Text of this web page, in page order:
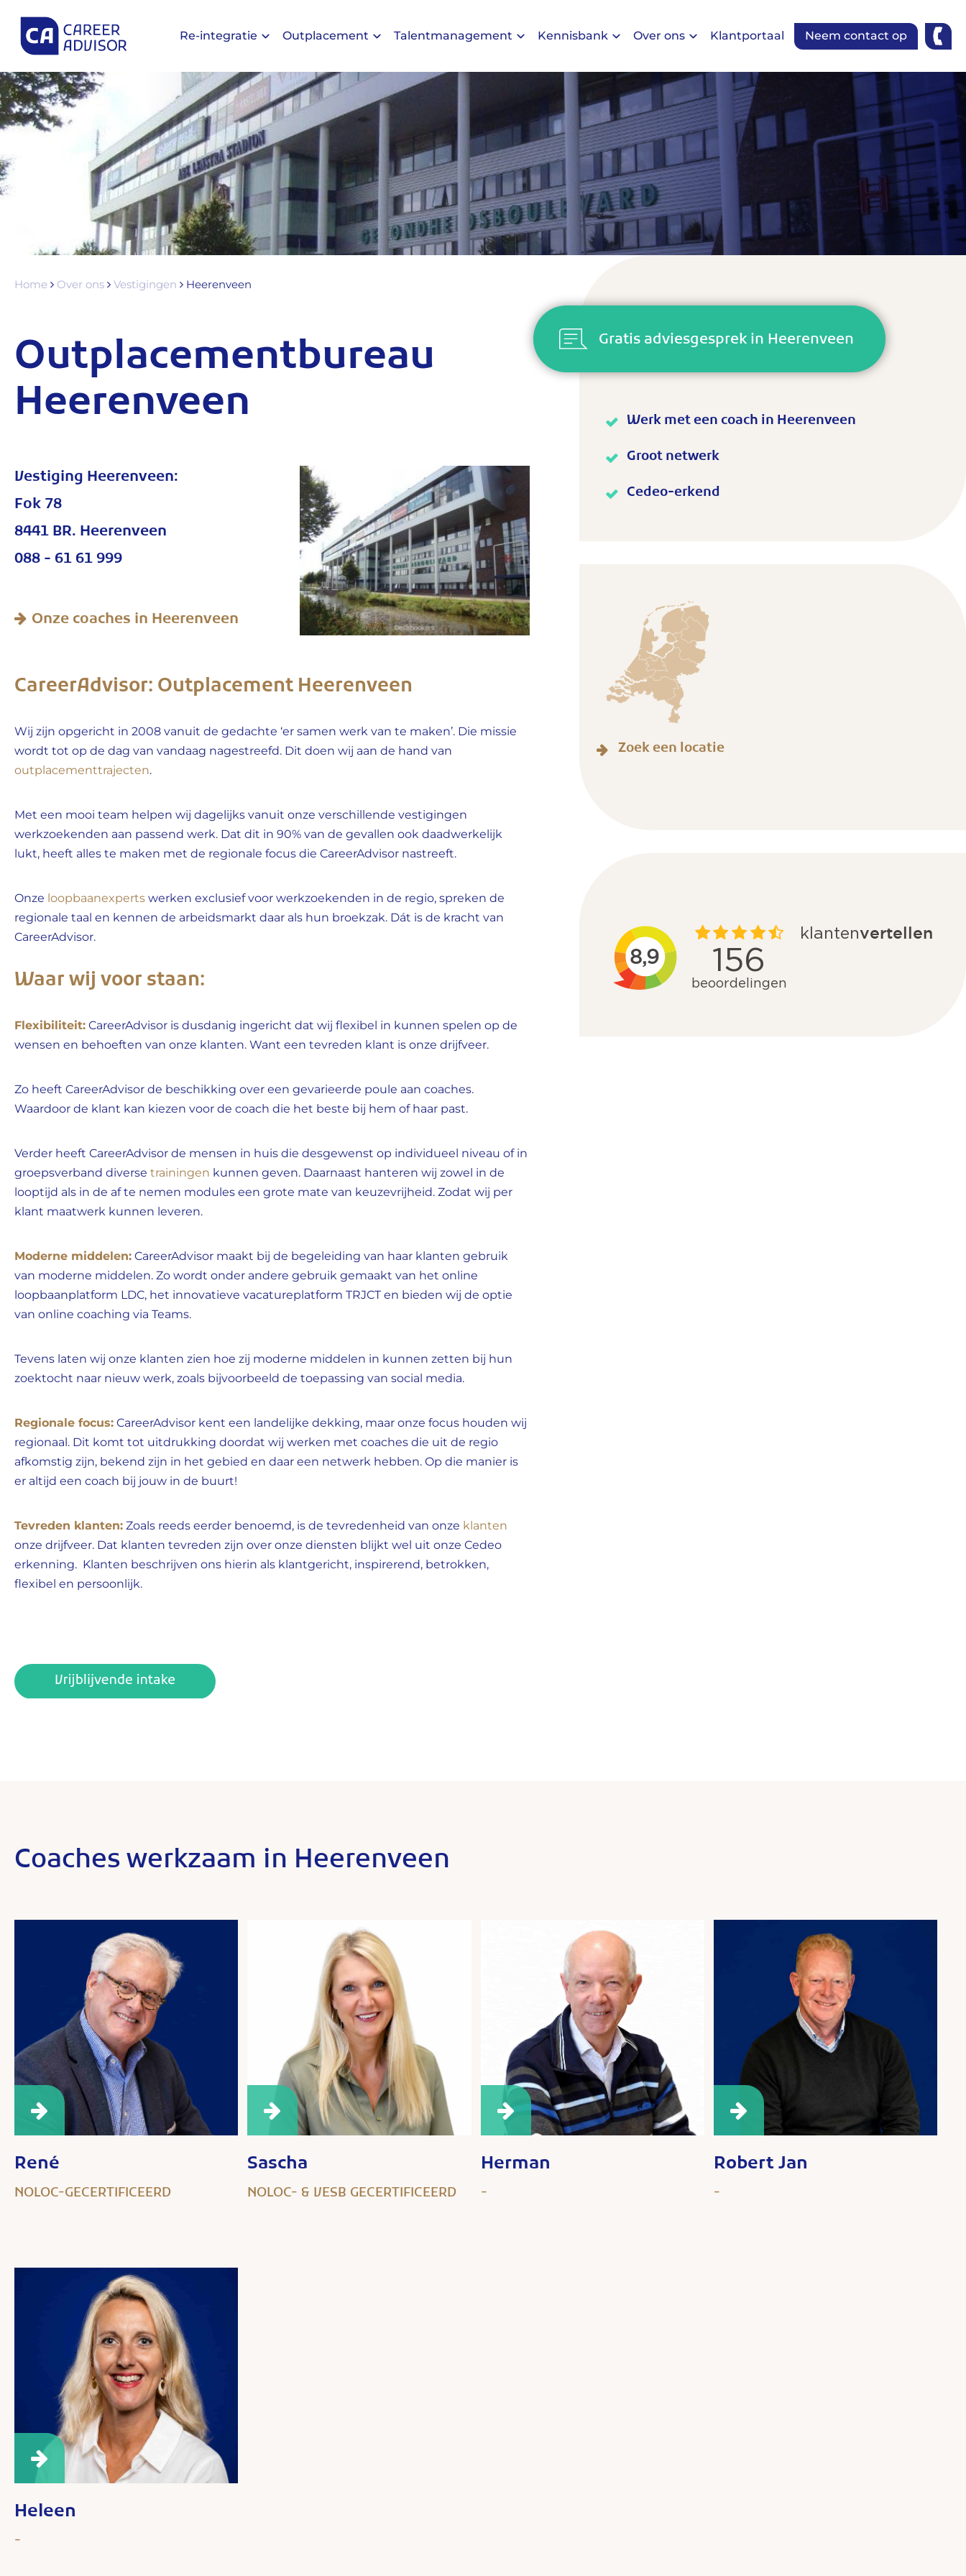
Re-integratie Outplacement Talentmanagement Kennisbank Over ons Klantportaal Neem contact op
Home Over ons Vestigingen Heerenveen
Outplacementbureau
Heerenveen
Vestiging Heerenveen:
Fok 78
8441 BR. Heerenveen
088 - 61 61 999
Onze coaches in Heerenveen
CareerAdvisor: Outplacement Heerenveen
Wij zijn opgericht in 2008 vanuit de gedachte ‘er samen werk van te maken’. Die missie
wordt tot op de dag van vandaag nagestreefd. Dit doen wij aan de hand van
outplacementtrajecten.
Met een mooi team helpen wij dagelijks vanuit onze verschillende vestigingen
werkzoekenden aan passend werk. Dat dit in 90% van de gevallen ook daadwerkelijk
lukt, heeft alles te maken met de regionale focus die CareerAdvisor nastreeft.
Onze loopbaanexpertswerken exclusief voor werkzoekenden in de regio, spreken de
regionale taal en kennen de arbeidsmarkt daar als hun broekzak. Dát is de kracht van
CareerAdvisor.
Waar wij voor staan:
Flexibiliteit:CareerAdvisor is dusdanig ingericht dat wij flexibel in kunnen spelen op de
wensen en behoeften van onze klanten. Want een tevreden klant is onze drijfveer.
Zo heeft CareerAdvisor de beschikking over een gevarieerde poule aan coaches.
Waardoor de klant kan kiezen voor de coach die het beste bij hem of haar past.
Verder heeft CareerAdvisor de mensen in huis die desgewenst op individueel niveau of in
groepsverband diverse trainingen kunnen geven. Daarnaast hanteren wij zowel in de
looptijd als in de af te nemen modules een grote mate van keuzevrijheid. Zodat wij per
klant maatwerk kunnen leveren.
Moderne middelen:CareerAdvisor maakt bij de begeleiding van haar klanten gebruik
van moderne middelen. Zo wordt onder andere gebruik gemaakt van het online
loopbaanplatform LDC, het innovatieve vacatureplatform TRJCTen bieden wij de optie
van online coaching via Teams.
Tevens laten wij onze klanten zien hoe zij moderne middelen in kunnen zetten bij hun
zoektocht naar nieuw werk, zoals bijvoorbeeld de toepassing van social media.
Regionale focus:CareerAdvisor kent een landelijke dekking, maar onze focus houden wij
regionaal. Dit komt tot uitdrukking doordat wij werken met coaches die uit de regio
afkomstig zijn, bekend zijn in het gebied en daar een netwerk hebben.Op die manier is
er altijd een coach bij jouw in de buurt!
Tevreden klanten:Zoals reeds eerder benoemd, is de tevredenheid van onze klanten
onze drijfveer. Dat klanten tevreden zijn over onze diensten blijkt wel uit onze Cedeo
erkenning. Klanten beschrijven ons hierin als klantgericht, inspirerend, betrokken,
flexibel en persoonlijk.
Gratis adviesgesprek in Heerenveen
Werk met een coach in Heerenveen
Groot netwerk
Cedeo-erkend
Zoek een locatie
Coaches werkzaam in Heerenveen
René
NOLOC-GECERTIFICEERD
Sascha
NOLOC- & VESB GECERTIFICEERD
Herman
-
Robert Jan
-
Heleen
-